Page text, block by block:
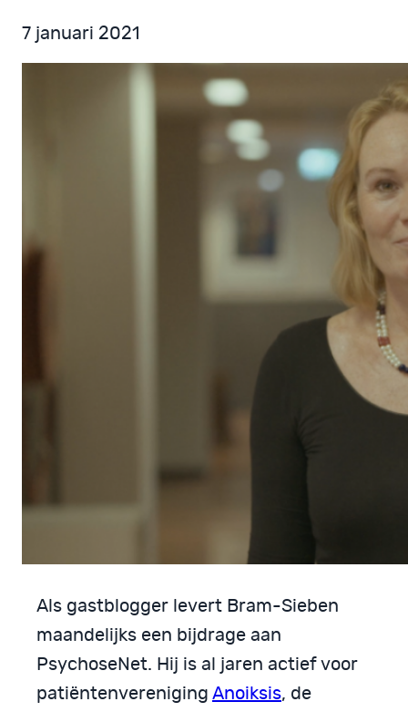
7 januari 2021
Als gastblogger levert Bram-Sieben
maandelijks een bijdrage aan
PsychoseNet. Hij is al jaren actief voor
patiëntenvereniging Anoiksis, de